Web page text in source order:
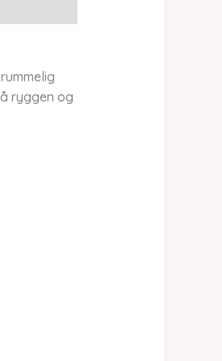
ryggen og